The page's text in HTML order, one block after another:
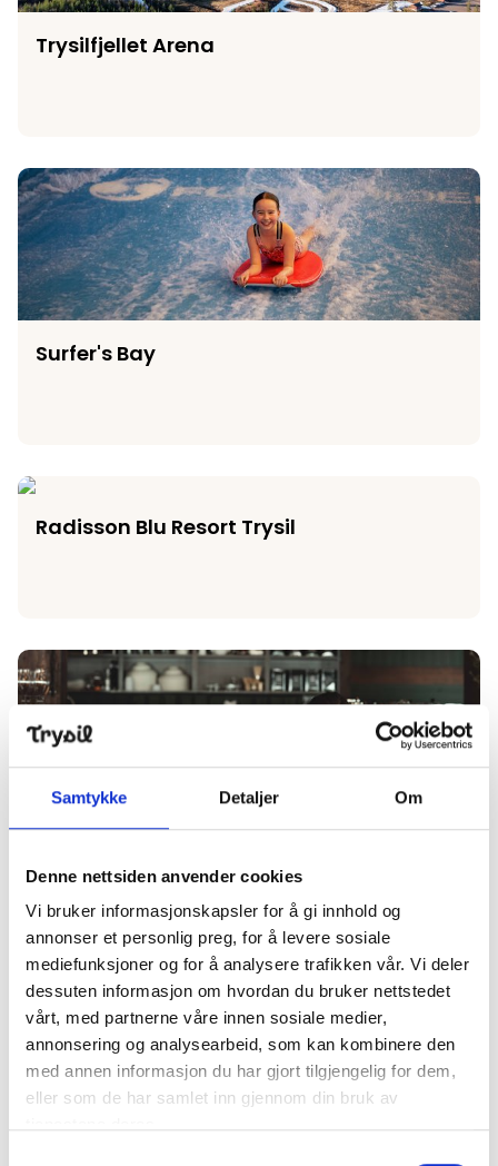
Samtykke Detaljer Om
Denne nettsiden anvender cookies
Vi bruker informasjonskapsler for å gi innhold og
annonser et personlig preg, for å levere sosiale
mediefunksjoner og for å analysere trafikken vår. Vi deler
dessuten informasjon om hvordan du bruker nettstedet
vårt, med partnerne våre innen sosiale medier,
annonsering og analysearbeid, som kan kombinere den
med annen informasjon du har gjort tilgjengelig for dem,
eller som de har samlet inn gjennom din bruk av
Trysilfjellet Arena
Surfer's Bay
Surfer's Bay
Radisson Blu Resort Trysil
Radisson Blu Resort Trysil
Mt. Mocca
Mt. Mocca
Lobby bar Radisson Blu Resort Trysil